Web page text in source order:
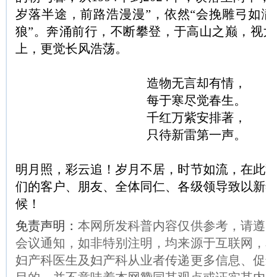
岁落半途，前路浩漫漫”，依然“会挽雕弓
狼”。奔涌前行，不断攀登，于高山之巅，
上，更觉长风浩荡。
造物无言却有情，
每于寒尽觉春生。
千红万紫安排著，
只待新雷第一声。
明月照，彩云追！岁月不居，时节如流，在
们的客户、朋友、全体同仁、各级领导致以
候！
免责声明：本网所发科普内容仅供参考，请
会议通知，如非特别注明，均来源于互联网
妇产科医生及妇产科从业者传递更多信息、